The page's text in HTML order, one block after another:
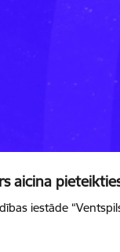
aicina pieteikties
iestāde